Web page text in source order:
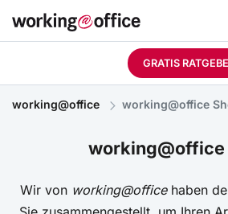
GRATIS
working@office working@office
working@office
Wir von working@officehaben